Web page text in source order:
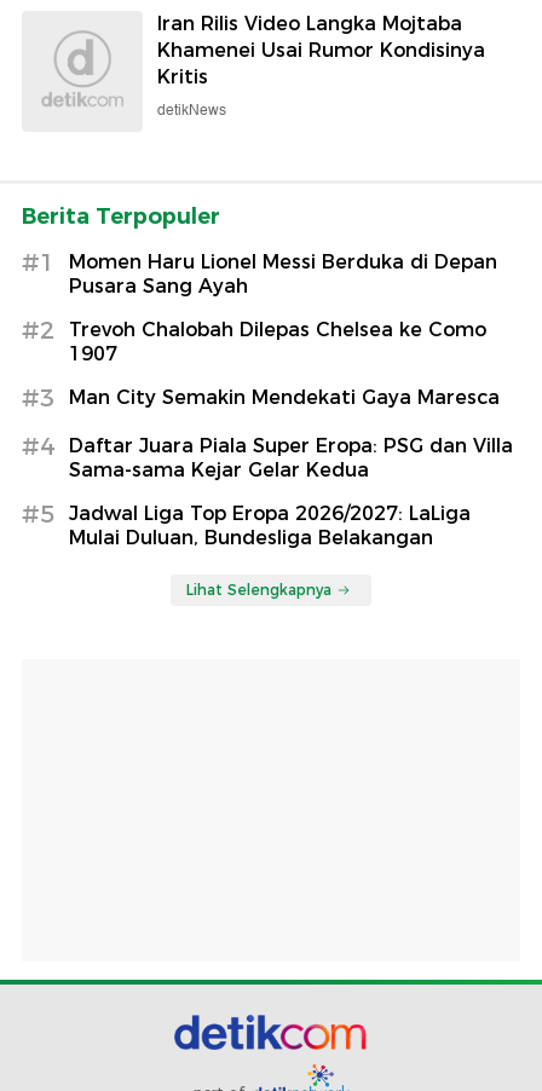
Iran Rilis Video Langka Mojtaba
Khamenei Usai Rumor Kondisinya
Kritis
detikNews
Berita Terpopuler
#1
Momen Haru Lionel Messi Berduka di Depan
Pusara Sang Ayah
#2
Trevoh Chalobah Dilepas Chelsea ke Como
1907
#3 Man City Semakin Mendekati Gaya Maresca
#4
Daftar Juara Piala Super Eropa: PSG dan Villa
Sama-sama Kejar Gelar Kedua
#5
Jadwal Liga Top Eropa 2026/2027: LaLiga
Mulai Duluan, Bundesliga Belakangan
Lihat Selengkapnya